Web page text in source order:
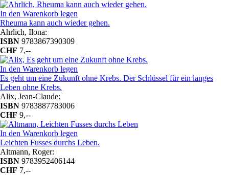
In den Warenkorb legen
Rheuma kann auch wieder gehen.
Ahrlich, Ilona:
ISBN 9783867390309
CHF 7,--
In den Warenkorb legen
Es geht um eine Zukunft ohne Krebs. Der Schlüssel für ein langes
Leben ohne Krebs.
Alix, Jean-Claude:
ISBN 9783887783006
CHF 9,--
In den Warenkorb legen
Leichten Fusses durchs Leben.
Altmann, Roger:
ISBN 9783952406144
CHF 7,--